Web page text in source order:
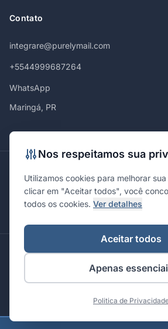
Contato
integrare@purelymail.com
+5544999687264
WhatsApp
Maringá, PR
MaringáCuritibaSão PauloLondrina
Florianópolis BrasíliaJoinvilleCampinas
© 2026 Integrare. Marketing de
reservados.
Nos respeitamos sua
Utilizamos cookies para melhorar
clicar em "Aceitar todos", você
todos os cookies. Ver detalhes
Aceitar todos
Apenas
Politica de